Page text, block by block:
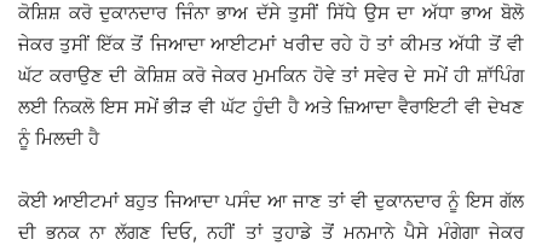
ਕੋਸ਼ਿਸ਼ ਕਰੋ ਦੁਕਾਨਦਾਰ ਜਿੰਨਾ ਭਾਅ ਦੱਸੇ ਤੁਸੀਂ ਸਿੱਧੇ ਉਸ ਦਾ ਅੱਧਾ ਭਾਅ ਬੋਲੋ
ਜੇਕਰ ਤੁਸੀਂ ਇੱਕ ਤੋਂ ਜਿਆਦਾ ਆਈਟਮਾਂ ਖਰੀਦ ਰਹੇ ਹੋ ਤਾਂ ਕੀਮਤ ਅੱਧੀ ਤੋਂ ਵੀ
ਘੱਟ ਕਰਾਉਣ ਦੀ ਕੋਸ਼ਿਸ਼ ਕਰੋ ਜੇਕਰ ਮੁਮਕਿਨ ਹੋਵੇ ਤਾਂ ਸਵੇਰ ਦੇ ਸਮੇਂ ਹੀ ਸ਼ਾੱਪਿੰਗ
ਲਈ ਨਿਕਲੋ ਇਸ ਸਮੇਂ ਭੀੜ ਵੀ ਘੱਟ ਹੁੰਦੀ ਹੈ ਅਤੇ ਜ਼ਿਆਦਾ ਵੈਰਾਇਟੀ ਵੀ ਦੇਖਣ
ਨੂੰ ਮਿਲਦੀ ਹੈ
ਕੋਈ ਆਈਟਮਾਂ ਬਹੁਤ ਜਿਆਦਾ ਪਸੰਦ ਆ ਜਾਣ ਤਾਂ ਵੀ ਦੁਕਾਨਦਾਰ ਨੂੰ ਇਸ ਗੱਲ
ਦੀ ਭਨਕ ਨਾ ਲੱਗਣ ਦਿਓ, ਨਹੀਂ ਤਾਂ ਤੁਹਾਡੇ ਤੋਂ ਮਨਮਾਨੇ ਪੈਸੇ ਮੰਗੇਗਾ ਜੇਕਰ